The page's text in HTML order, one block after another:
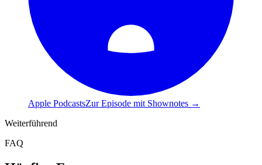
Apple PodcastsZur Episode mit Shownotes →
Weiterführend
FAQ